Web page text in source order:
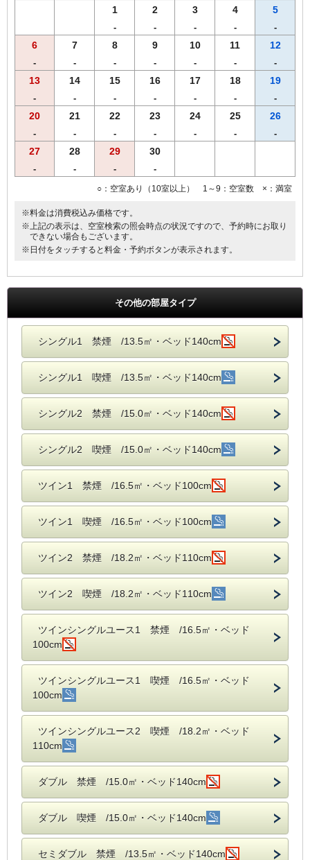
※営業時間の関係上、19時までのご到着、19時30分までにご来店くだ
さいませ。
※仕入れの状況よって内容が変更になる場合がございます。
【おことわり】 飛鳥鍋御膳は、関西出身の料理長によるご宿泊者限
定メニューです。恐れ入りますが、２食付きご宿泊プランよりのみの
1
-
2
-
3
-
4
-
5
-
6
-
7
-
8
-
9
-
10
-
11
-
12
-
13
-
14
-
15
-
16
-
17
-
18
-
19
-
20
-
21
-
22
-
23
-
24
-
25
-
26
-
27
-
28
-
29
-
30
-
○：空室あり（10室以上） 1～9：空室数 ×：満室
※料金は消費税込み価格です。
※上記の表示は、空室検索の照会時点の状況ですので、予約時にお取り
できない場合もございます。
※日付をタッチすると料金・予約ボタンが表示されます。
その他の部屋タイプ
シングル1 禁煙 /13.5㎡・ベッド140cm
シングル1 喫煙 /13.5㎡・ベッド140cm
シングル2 禁煙 /15.0㎡・ベッド140cm
シングル2 喫煙 /15.0㎡・ベッド140cm
ツイン1 禁煙 /16.5㎡・ベッド100cm
ツイン1 喫煙 /16.5㎡・ベッド100cm
ツイン2 禁煙 /18.2㎡・ベッド110cm
ツイン2 喫煙 /18.2㎡・ベッド110cm
ツインシングルユース1 禁煙 /16.5㎡・ベッド
100cm
ツインシングルユース1 喫煙 /16.5㎡・ベッド
100cm
ツインシングルユース2 喫煙 /18.2㎡・ベッド
110cm
ダブル 禁煙 /15.0㎡・ベッド140cm
ダブル 喫煙 /15.0㎡・ベッド140cm
セミダブル 禁煙 /13.5㎡・ベッド140cm